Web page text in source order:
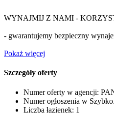
WYNAJMIJ Z NAMI -
- gwarantujemy bezpieczny
Pokaż więcej
Szczegóły oferty
Numer oferty w agencji:
Numer ogłoszenia w
Liczba łazienek: 1